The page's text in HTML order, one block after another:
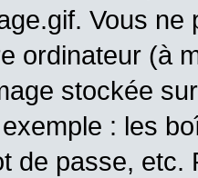
Vous
ordinateur (à
stockée
: les
de passe,